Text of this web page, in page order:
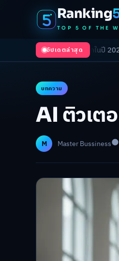
Ranking
TOP 5 OF THE
อัปเดตล่าสุด
ลี่ยนโลกในปี 2026/Industrial 2026
บทความ
AI ติวเต
M Master Bussiness